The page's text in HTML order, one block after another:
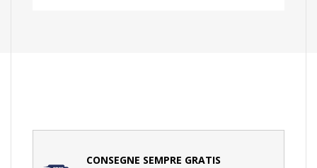
CONSEGNE SEMPRE GRATIS